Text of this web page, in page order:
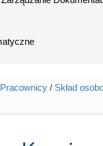
Pracownicy / Skład